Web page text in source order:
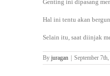
Genting ini dipasang
Hal ini tentu akan
Selain itu, saat diinjak
By juragan September